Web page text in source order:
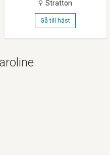
Stratton
Gå till häst